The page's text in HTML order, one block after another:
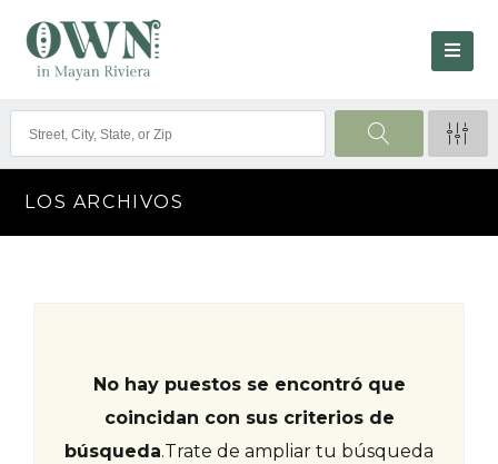
LOS ARCHIVOS
No hay puestos se encontró que
coincidan con sus criterios de
búsqueda.Trate de ampliar tu búsqueda